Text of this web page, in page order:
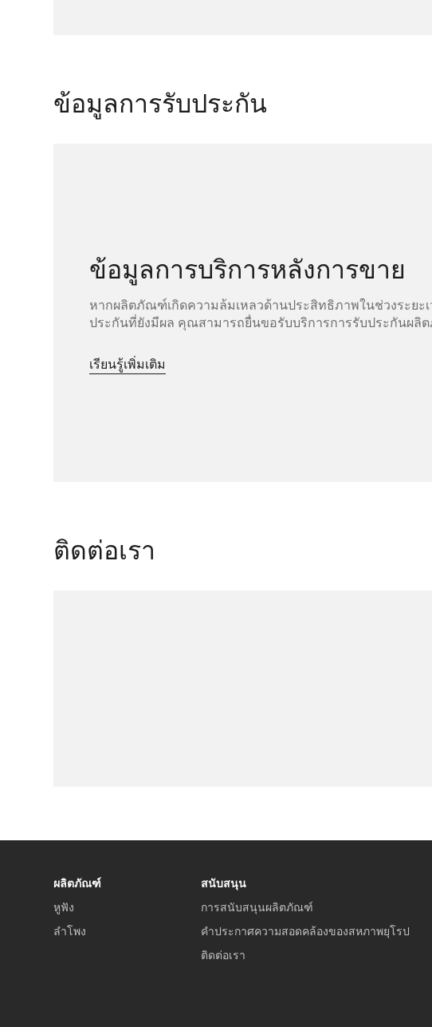
ข้อมูลการรับประกัน
ข้อมูลการบริการหลังการขาย
หากผลิตภัณฑ์เกิดความล้มเหลวด้านประสิทธิภาพในช่วงระยะเ
ประกันที่ยังมีผล คุณสามารถยื่นขอรับบริการการรับประกันผลิ
เรียนรู้เพิ่มเติม
ติดต่อเรา
ผลิตภัณฑ์
หูฟัง
ลำโพง
สนับสนุน
การสนับสนุนผลิตภัณฑ์
คำประกาศความสอดคล้องของสหภาพยุโรป
ติดต่อเรา